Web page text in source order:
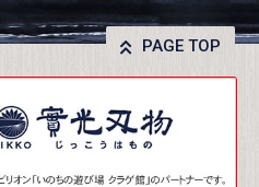
PAGE TOP